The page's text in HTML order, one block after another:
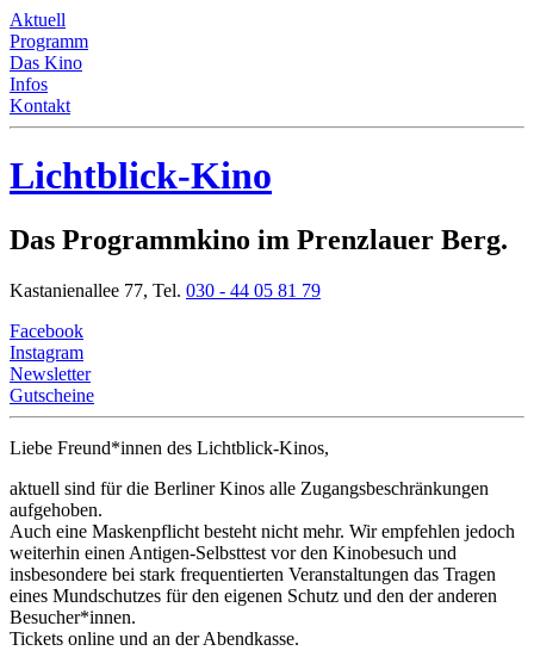
Aktuell
Programm
Das Kino
Infos
Kontakt
Lichtblick-Kino
Das Programmkino im Prenzlauer Berg.
Kastanienallee 77, Tel. 030 - 44 05 81 79
Facebook
Instagram
Newsletter
Gutscheine
Liebe Freund*innen des Lichtblick-Kinos,
aktuell sind für die Berliner Kinos alle Zugangsbeschränkungen
aufgehoben.
Auch eine Maskenpflicht besteht nicht mehr. Wir empfehlen jedoch
weiterhin einen Antigen-Selbsttest vor den Kinobesuch und
insbesondere bei stark frequentierten Veranstaltungen das Tragen
eines Mundschutzes für den eigenen Schutz und den der anderen
Besucher*innen.
Tickets online und an der Abendkasse.